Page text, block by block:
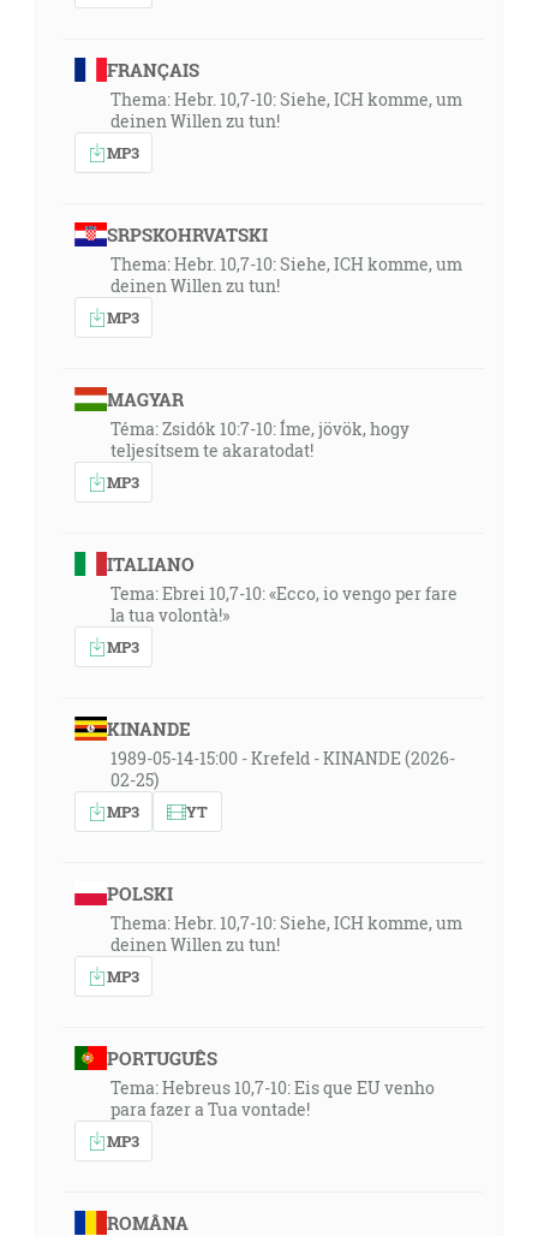
FRANÇAIS
Thema: Hebr. 10,7-10: Siehe, ICH komme, um
deinen Willen zu tun!
MP3
SRPSKOHRVATSKI
Thema: Hebr. 10,7-10: Siehe, ICH komme, um
deinen Willen zu tun!
MP3
MAGYAR
Téma: Zsidók 10:7-10: Íme, jövök, hogy
teljesítsem te akaratodat!
MP3
ITALIANO
Tema: Ebrei 10,7-10: «Ecco, io vengo per fare
la tua volontà!»
MP3
KINANDE
1989-05-14-15:00 - Krefeld - KINANDE (2026-
02-25)
MP3 YT
POLSKI
Thema: Hebr. 10,7-10: Siehe, ICH komme, um
deinen Willen zu tun!
MP3
PORTUGUÊS
Tema: Hebreus 10,7-10: Eis que EU venho
para fazer a Tua vontade!
MP3
ROMÂNA